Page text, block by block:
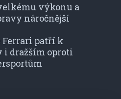
výkonu a
náročnější
Ferrari patří k
i dražším oproti